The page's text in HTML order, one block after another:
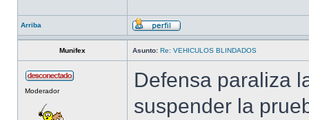
Arriba
Munifex Asunto: Re: VEHICULOS BLINDADOS
Moderador
Defensa paraliza
suspender la